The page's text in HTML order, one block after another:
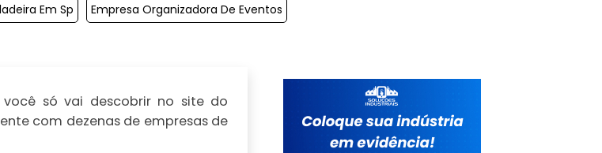
Em Sp Empresa Organizadora De Eventos
só vai descobrir no site do
com dezenas de empresas de